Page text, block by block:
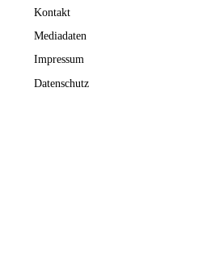
Kontakt
Mediadaten
Impressum
Datenschutz